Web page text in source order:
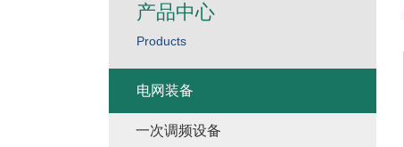
产品中心
Products
电网装备
一次调频设备